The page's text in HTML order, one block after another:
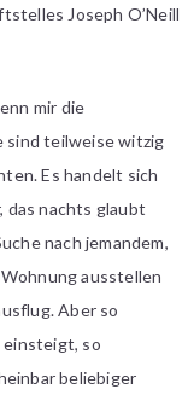
Joseph O’Neill
mir die
sind teilweise witzig
Es handelt sich
das nachts glaubt
nach jemandem,
ausstellen
Aber so
einsteigt, so
beliebiger